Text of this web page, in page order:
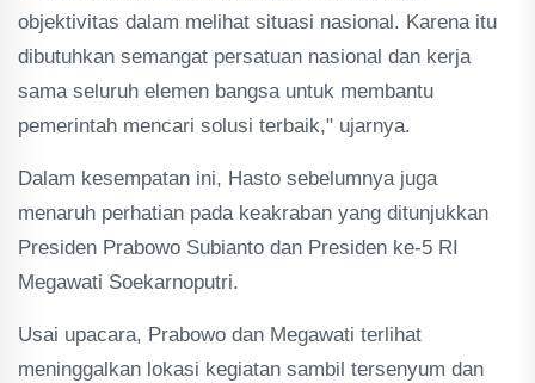
objektivitas dalam melihat situasi nasional. Karena itu
dibutuhkan semangat persatuan nasional dan kerja
sama seluruh elemen bangsa untuk membantu
pemerintah mencari solusi terbaik," ujarnya.
Dalam kesempatan ini, Hasto sebelumnya juga
menaruh perhatian pada keakraban yang ditunjukkan
Presiden Prabowo Subianto dan Presiden ke-5 RI
Megawati Soekarnoputri.
Usai upacara, Prabowo dan Megawati terlihat
meninggalkan lokasi kegiatan sambil tersenyum dan